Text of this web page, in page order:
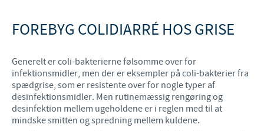
FOREBYG COLIDIARRÉ HOS GRISE
Generelt er coli-bakterierne følsomme over for
infektionsmidler, men der er eksempler på coli-bakterier fra
spædgrise, som er resistente over for nogle typer af
desinfektionsmidler. Men rutinemæssig rengøring og
desinfektion mellem ugeholdene er i reglen med til at
mindske smitten og spredning mellem kuldene.